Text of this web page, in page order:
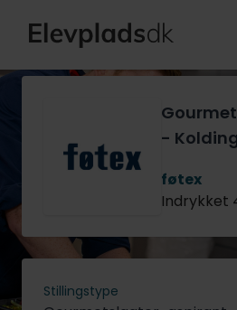
-
føtex
Indrykket
Stillingstype